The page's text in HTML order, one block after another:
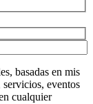
basadas en mis
eventos
cualquier